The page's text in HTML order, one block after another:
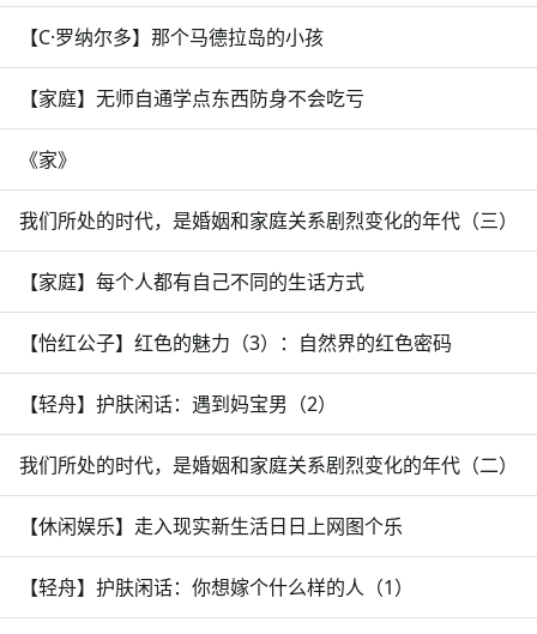
【C·罗纳尔多】那个马德拉岛的小孩
【家庭】无师自通学点东西防身不会吃亏
《家》
我们所处的时代，是婚姻和家庭关系剧烈变化的年代（三）
【家庭】每个人都有自己不同的生话方式
【怡红公子】红色的魅力（3）：自然界的红色密码
【轻舟】护肤闲话：遇到妈宝男（2）
我们所处的时代，是婚姻和家庭关系剧烈变化的年代（二）
【休闲娱乐】走入现实新生活日日上网图个乐
【轻舟】护肤闲话：你想嫁个什么样的人（1）